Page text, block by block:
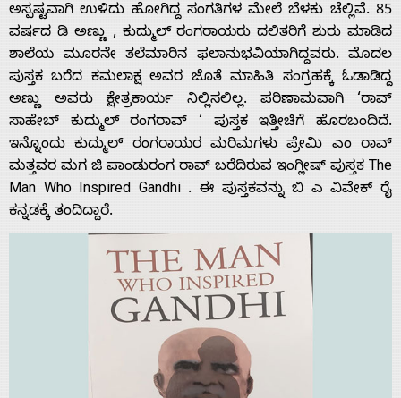
ಅಸ್ಪಷ್ಟವಾಗಿ ಉಳಿದು ಹೋಗಿದ್ದ ಸಂಗತಿಗಳ ಮೇಲೆ ಬೆಳಕು ಚೆಲ್ಲಿವೆ. 85
ವರ್ಷದ ಡಿ ಅಣ್ಣು , ಕುದ್ಮುಲ್ ರಂಗರಾಯರು ದಲಿತರಿಗೆ ಶುರು ಮಾಡಿದ
ಶಾಲೆಯ ಮೂರನೇ ತಲೆಮಾರಿನ ಫಲಾನುಭವಿಯಾಗಿದ್ದವರು. ಮೊದಲ
ಪುಸ್ತಕ ಬರೆದ ಕಮಲಾಕ್ಷ ಅವರ ಜೊತೆ ಮಾಹಿತಿ ಸಂಗ್ರಹಕ್ಕೆ ಓಡಾಡಿದ್ದ
ಅಣ್ಣು ಅವರು ಕ್ಷೇತ್ರಕಾರ್ಯ ನಿಲ್ಲಿಸಲಿಲ್ಲ. ಪರಿಣಾಮವಾಗಿ ‘ರಾವ್
ಸಾಹೇಬ್ ಕುದ್ಮುಲ್ ರಂಗರಾವ್ ‘ ಪುಸ್ತಕ ಇತ್ತೀಚಿಗೆ ಹೊರಬಂದಿದೆ.
ಇನ್ನೊಂದು ಕುದ್ಮುಲ್ ರಂಗರಾಯರ ಮರಿಮಗಳು ಪ್ರೇಮಿ ಎಂ ರಾವ್
ಮತ್ತವರ ಮಗ ಜಿ ಪಾಂಡುರಂಗ ರಾವ್ ಬರೆದಿರುವ ಇಂಗ್ಲೀಷ್ ಪುಸ್ತಕ The
Man Who Inspired Gandhi . ಈ ಪುಸ್ತಕವನ್ನು ಬಿ ಎ ವಿವೇಕ್ ರೈ
ಕನ್ನಡಕ್ಕೆ ತಂದಿದ್ದಾರೆ.